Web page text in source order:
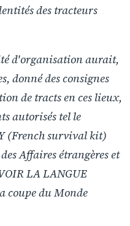
des tracteurs
d'organisation aurait,
donné des consignes
de tracts en ces lieux,
autorisés tel le
(French survival kit)
Affaires étrangères et
LA LANGUE
coupe du Monde